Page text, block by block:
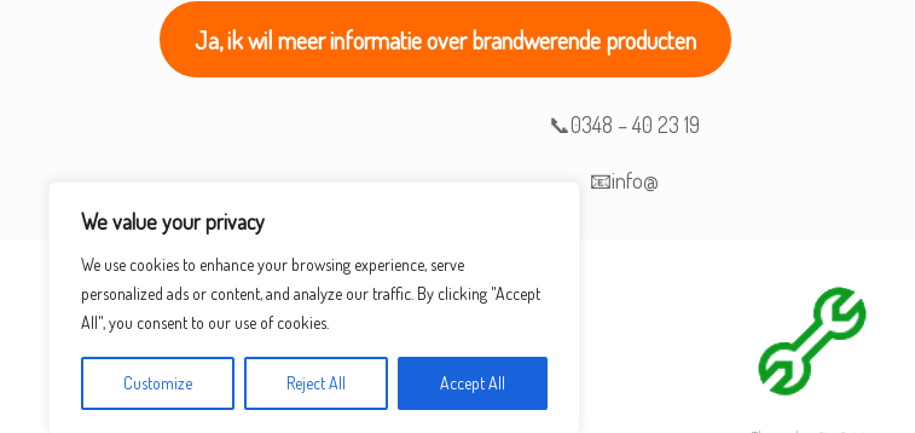
We value your privacy
We use cookies to enhance your browsing experience, serve
personalized ads or content, and analyze our traffic. By clicking "Accept
All", you consent to our use of cookies.
Customize Reject All Accept All
Ja, ik wil meer informatie over brandwerende producten
📞0348 – 40 23 19
📧info@